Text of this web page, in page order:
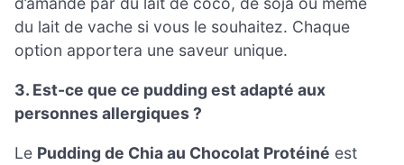
du lait de vache si vous le souhaitez. Chaque
option apportera une saveur unique.
3. Est-ce que ce pudding est adapté aux
personnes allergiques ?
Le Pudding de Chia au Chocolat Protéiné est